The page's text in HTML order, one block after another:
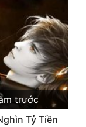
trước
Tỷ Tiền